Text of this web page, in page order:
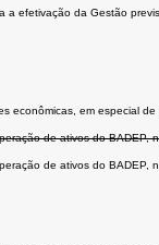
efetivação da Gestão
econômicas, em especial
de ativos do BADEP,
de ativos do BADEP,